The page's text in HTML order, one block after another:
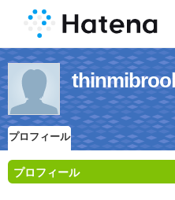
プロフィール
プロフィール